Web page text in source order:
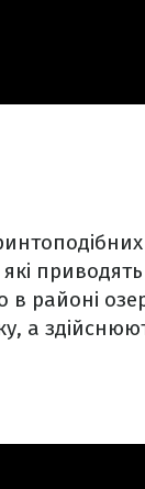
приводять
районі
а